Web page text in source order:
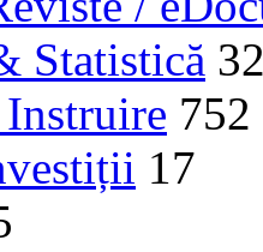
Statistică
752
17